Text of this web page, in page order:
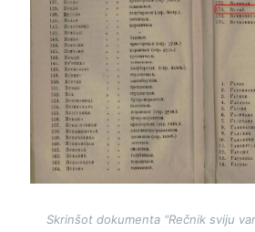
Skrinšot dokumenta "Rečnik sviju